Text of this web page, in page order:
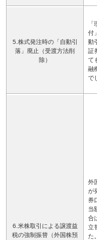
5.株式発注時の「自動引
落」廃止（受渡方法削
除）
付
動
証
て
融
で
6.米株取引による譲渡益
税の強制振替（外国株預
外
が
券
当
合
立
た。